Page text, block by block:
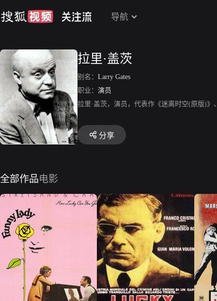
导航
拉里·盖茨
别名： Larry Gates
职业： 演员
拉里·盖茨，演员，代表作《迷离时空(原版)
分享
全部作品电影